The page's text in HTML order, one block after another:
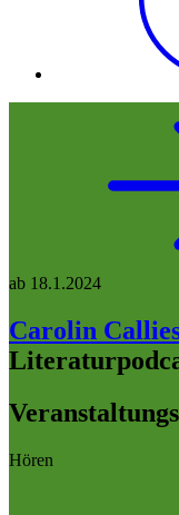
ab 18.1.2024
Carolin
Hören